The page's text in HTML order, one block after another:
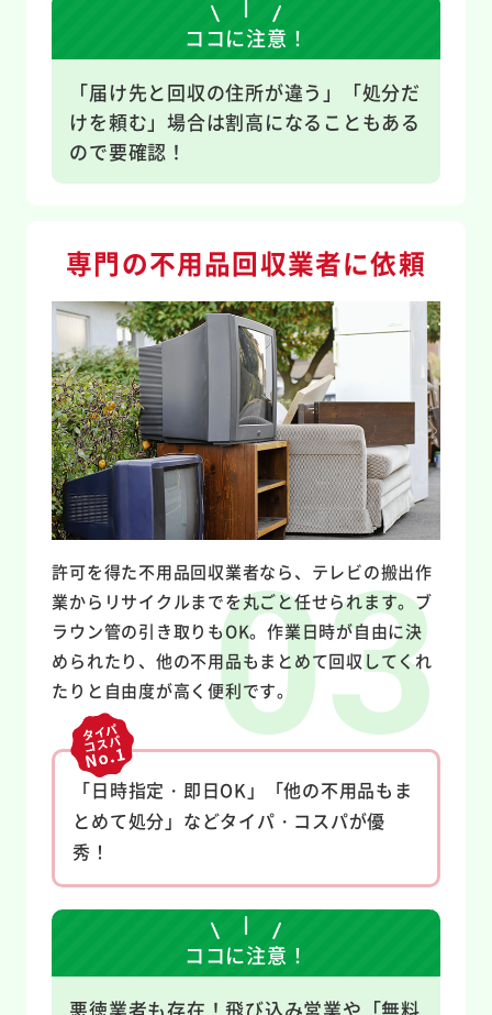
ココに注意！
「届け先と回収の住所が違う」「処分だ
けを頼む」場合は割高になることもある
ので要確認！
専門の不用品回収業者に依頼
許可を得た不用品回収業者なら、テレビの搬出作
業からリサイクルまでを丸ごと任せられます。ブ
ラウン管の引き取りもOK。作業日時が自由に決
められたり、他の不用品もまとめて回収してくれ
たりと自由度が高く便利です。
「日時指定・即日OK」「他の不用品もま
とめて処分」などタイパ・コスパが優
秀！
ココに注意！
悪徳業者も存在！飛び込み営業や「無料